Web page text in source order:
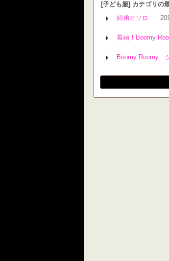
[子ども服] カテゴリの
姉弟オソロ
着画！Boomy
Boomy Roomy